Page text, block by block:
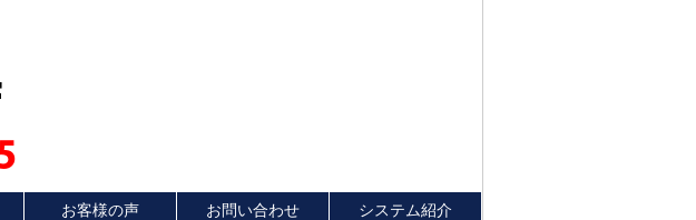
お客様の声 お問い合わせ システム紹介